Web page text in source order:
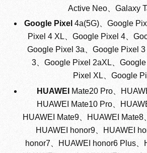
Active Neo、Galaxy
Google Pixel 4a(5G)、Google
Pixel 4 XL、Google Pixel 4、
Google Pixel 3a、Google Pixel
3、Google Pixel 2aXL、
Pixel XL、Google
HUAWEI
Mate20 Pro、
HUAWEI Mate10 Pro、
HUAWEI Mate9、HUAWEI Mate8
HUAWEI honor9、HUAWEI
honor7、HUAWEI honor6 Plus、